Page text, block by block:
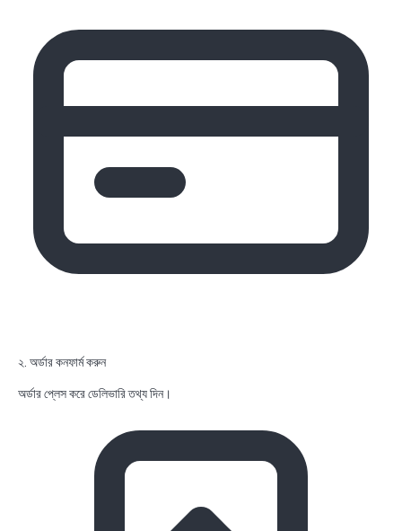
২. অর্ডার কনফার্ম করুন
অর্ডার প্লেস করে ডেলিভারি তথ্য দিন।